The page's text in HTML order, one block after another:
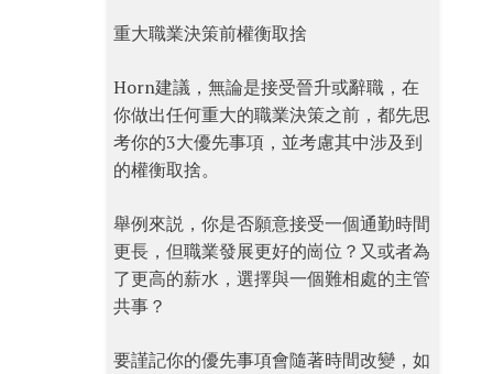
重大職業決策前權衡取捨
Horn建議，無論是接受晉升或辭職，在
你做出任何重大的職業決策之前，都先思
考你的3大優先事項，並考慮其中涉及到
的權衡取捨。
舉例來説，你是否願意接受一個通勤時間
更長，但職業發展更好的崗位？又或者為
了更高的薪水，選擇與一個難相處的主管
共事？
要謹記你的優先事項會隨著時間改變，如